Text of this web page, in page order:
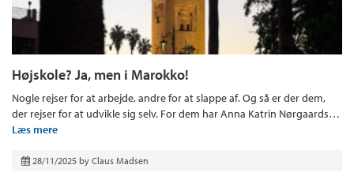
Højskole? Ja, men i Marokko!
Nogle rejser for at arbejde, andre for at slappe af. Og så er der dem,
der rejser for at udvikle sig selv. For dem har Anna Katrin Nørgaards…
Læs mere
28/11/2025 by Claus Madsen